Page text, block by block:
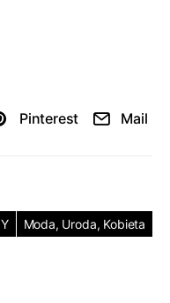
Pinterest Mail
Moda, Uroda, Kobieta